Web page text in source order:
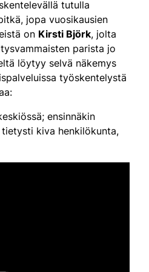
tutulla
jopa vuosikausien
on Kirsti Björk, jolta
parista jo
löytyy selvä näkemys
työskentelystä
ensinnäkin
kiva henkilökunta,